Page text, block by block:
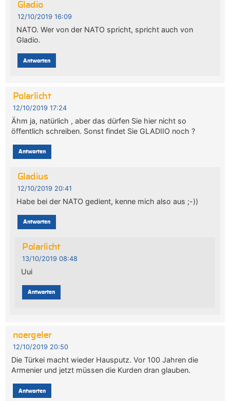
Gladio
12/10/2019 16:09
NATO. Wer von der NATO spricht, spricht auch von
Gladio.
Antworten
Polarlicht
12/10/2019 17:24
Ähm ja, natürlich , aber das dürfen Sie hier nicht so
öffentlich schreiben. Sonst findet Sie GLADIIO noch ?
Antworten
Gladius
12/10/2019 20:41
Habe bei der NATO gedient, kenne mich also aus ;-))
Antworten
Polarlicht
13/10/2019 08:48
Uui
Antworten
noergeler
12/10/2019 20:50
Die Türkei macht wieder Hausputz. Vor 100 Jahren die
Armenier und jetzt müssen die Kurden dran glauben.
Antworten